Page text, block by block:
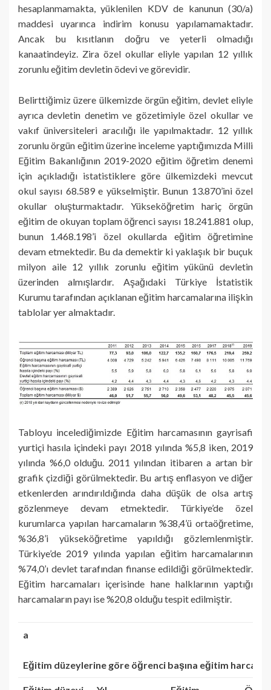
hesaplanmamakta, yüklenilen KDV de kanunun (30/a)
maddesi uyarınca indirim konusu yapılamamaktadır.
Ancak bu kısıtlanın doğru ve yeterli olmadığı
kanaatindeyiz. Zira özel okullar eliyle yapılan 12 yıllık
zorunlu eğitim devletin ödevi ve görevidir.
Belirttiğimiz üzere ülkemizde örgün eğitim, devlet eliyle
ayrıca devletin denetim ve gözetimiyle özel okullar ve
vakıf üniversiteleri aracılığı ile yapılmaktadır. 12 yıllık
zorunlu örgün eğitim üzerine inceleme yaptığımızda Milli
Eğitim Bakanlığının 2019-2020 eğitim öğretim denemi
için açıkladığı istatistiklere göre ülkemizdeki mevcut
okul sayısı 68.589 e yükselmiştir. Bunun 13.870’ini özel
okullar oluşturmaktadır. Yükseköğretim hariç örgün
eğitim de okuyan toplam öğrenci sayısı 18.241.881 olup,
bunun 1.468.198’i özel okullarda eğitim öğretimine
devam etmektedir. Bu da demektir ki yaklaşık bir buçuk
milyon aile 12 yıllık zorunlu eğitim yükünü devletin
üzerinden almışlardır. Aşağıdaki Türkiye İstatistik
Kurumu tarafından açıklanan eğitim harcamalarına ilişkin
tablolar yer almaktadır.
Tabloyu incelediğimizde Eğitim harcamasının gayrisafi
yurtiçi hasıla içindeki payı 2018 yılında %5,8 iken, 2019
yılında %6,0 olduğu. 2011 yılından itibaren a artan bir
grafik çizdiği görülmektedir. Bu artış enflasyon ve diğer
etkenlerden arındırıldığında daha düşük de olsa artış
gözlenmeye devam etmektedir. Türkiye’de özel
kurumlarca yapılan harcamaların %38,4’ü ortaöğretime,
%36,8’i yükseköğretime yapıldığı gözlemlenmiştir.
Türkiye’de 2019 yılında yapılan eğitim harcamalarının
%74,0’ı devlet tarafından finanse edildiği görülmektedir.
Eğitim harcamaları içerisinde hane halklarının yaptığı
harcamaların payı ise %20,8 olduğu tespit edilmiştir.
a
Eğitim düzeylerine göre öğrenci başına eğitim